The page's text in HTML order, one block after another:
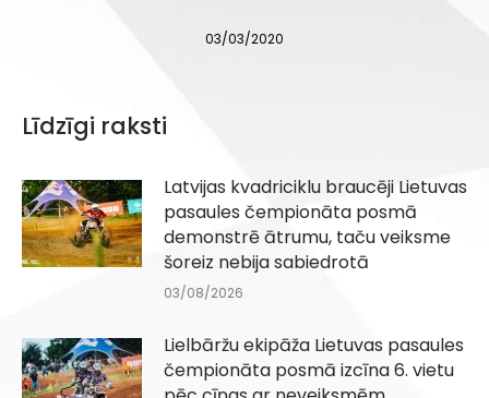
03/03/2020
Līdzīgi raksti
Latvijas kvadriciklu braucēji Lietuvas
pasaules čempionāta posmā
demonstrē ātrumu, taču veiksme
šoreiz nebija sabiedrotā
03/08/2026
Lielbāržu ekipāža Lietuvas pasaules
čempionāta posmā izcīna 6. vietu